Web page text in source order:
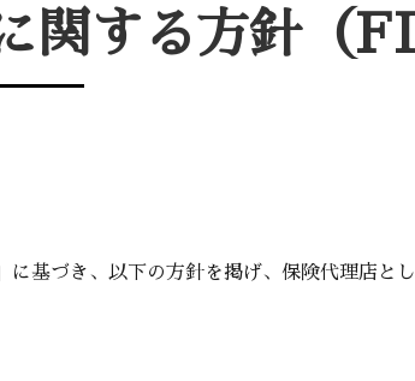
関する方針（
基づき、以下の方針を掲げ、保険代理店と